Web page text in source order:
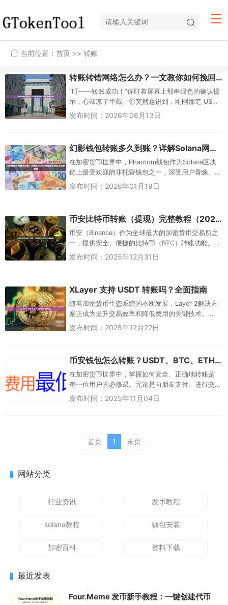
当前位置： 首页 >> 转账
转账转错网络怎么办？一文教你如何挽回“打错”的链上资产
“叮——转账成功！”你盯着屏幕上那串绿色的确认提
示，心却凉了半截。你突然意识到，刚刚那笔 USDT
提现，网络选成了 BSC，可你的钱包地址是以太坊
发布时间：2026年06月13日
幻影钱包转账多久到账？详解Solana网络转账时效与影响因素
在加密货币世界中，Phantom钱包作为Solana区块
链上最受欢迎的非托管钱包之一，深受用户青睐。
它支持快速转账、NFT存储和DeFi操作，但许多新
发布时间：2026年01月19日
币安比特币转账（提现）完整教程（2025最新版）
币安（Binance）作为全球最大的加密货币交易所之
一，提供安全、便捷的比特币（BTC）转账功能。无
论是将BTC从币安转出到个人钱包（如硬件钱包
发布时间：2025年12月31日
XLayer 支持 USDT 转账吗？全面指南
随着加密货币生态系统的不断发展，Layer 2解决方
案正成为提升交易效率和降低费用的关键技术。
OKX推出的X Layer作为基于Polygon CDK构建的
发布时间：2025年12月22日
币安钱包怎么转账？USDT、BTC、ETH跨链转移完整教程
在加密货币世界中，掌握如何安全、正确地转账是
每一位用户的必修课。无论是向朋友支付、进行交
易还是将资产转移到不同的钱包，理解整个流程都
发布时间：2025年11月04日
首页 1 末页
网站分类
行业资讯 发币教程
solana教程 钱包安装
加密百科 资料下载
最近发表
Four.Meme 发币新手教程：一键创建代币